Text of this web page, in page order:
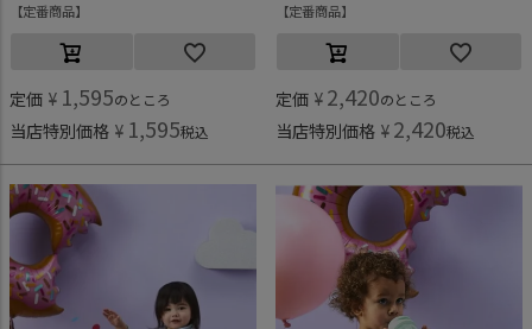
定番商品
定価 ¥ 1,595のところ
当店特別価格 ¥ 1,595税込
定番商品
定価 ¥ 2,420のところ
当店特別価格 ¥ 2,420税込